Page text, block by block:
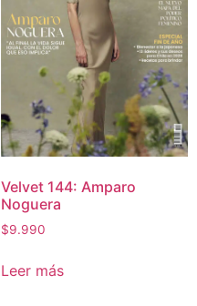
Velvet 144: Amparo
Noguera
$9.990
Leer más